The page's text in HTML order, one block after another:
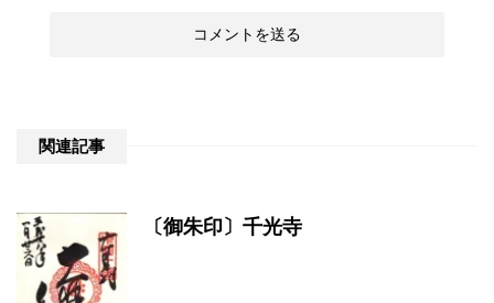
関連記事
〔御朱印〕千光寺